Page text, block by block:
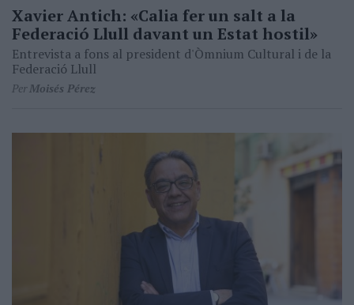
Xavier Antich: «Calia fer un salt a la
Federació Llull davant un Estat hostil»
Entrevista a fons al president d'Òmnium Cultural i de la
Federació Llull
PerMoisés Pérez